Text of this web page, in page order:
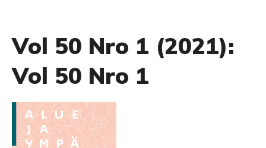
Vol 50 Nro 1 (2021):
Vol 50 Nro 1